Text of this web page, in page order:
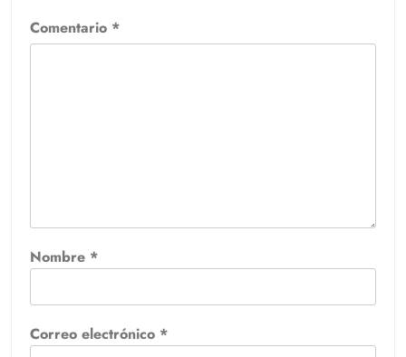
Comentario *
Nombre *
Correo electrónico *